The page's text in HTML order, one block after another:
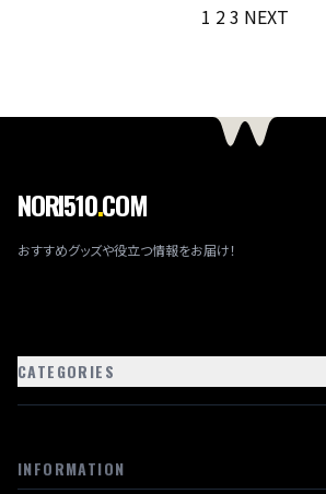
投
ー
1 23 NEXT
NORI510.COM
おすすめグッズや役立つ情報をお届け！
CATEGORIES
INFORMATION